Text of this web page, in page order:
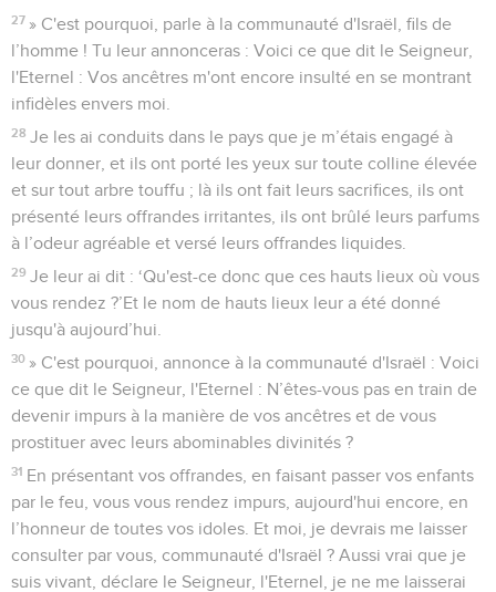
27 » C'est pourquoi, parle à la communauté d'Israël, fils de
l’homme ! Tu leur annonceras : Voici ce que dit le Seigneur,
l'Eternel : Vos ancêtres m'ont encore insulté en se montrant
infidèles envers moi.
28 Je les ai conduits dans le pays que je m’étais engagé à
leur donner, et ils ont porté les yeux sur toute colline élevée
et sur tout arbre touffu ; là ils ont fait leurs sacrifices, ils ont
présenté leurs offrandes irritantes, ils ont brûlé leurs parfums
à l’odeur agréable et versé leurs offrandes liquides.
29 Je leur ai dit : ‘Qu'est-ce donc que ces hauts lieux où vous
vous rendez ?’Et le nom de hauts lieux leur a été donné
jusqu'à aujourd’hui.
30 » C'est pourquoi, annonce à la communauté d'Israël : Voici
ce que dit le Seigneur, l'Eternel : N’êtes-vous pas en train de
devenir impurs à la manière de vos ancêtres et de vous
prostituer avec leurs abominables divinités ?
31 En présentant vos offrandes, en faisant passer vos enfants
par le feu, vous vous rendez impurs, aujourd'hui encore, en
l’honneur de toutes vos idoles. Et moi, je devrais me laisser
consulter par vous, communauté d'Israël ? Aussi vrai que je
suis vivant, déclare le Seigneur, l'Eternel, je ne me laisserai